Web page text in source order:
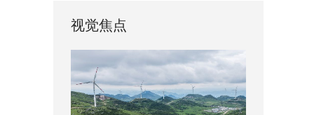
视觉焦点